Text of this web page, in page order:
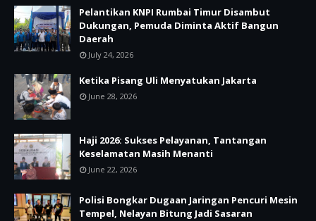
Pelantikan KNPI Rumbai Timur Disambut
Dukungan, Pemuda Diminta Aktif Bangun
Daerah
July 24, 2026
Ketika Pisang Uli Menyatukan Jakarta
June 28, 2026
Haji 2026: Sukses Pelayanan, Tantangan
Keselamatan Masih Menanti
June 22, 2026
Polisi Bongkar Dugaan Jaringan Pencuri Mesin
Tempel, Nelayan Bitung Jadi Sasaran